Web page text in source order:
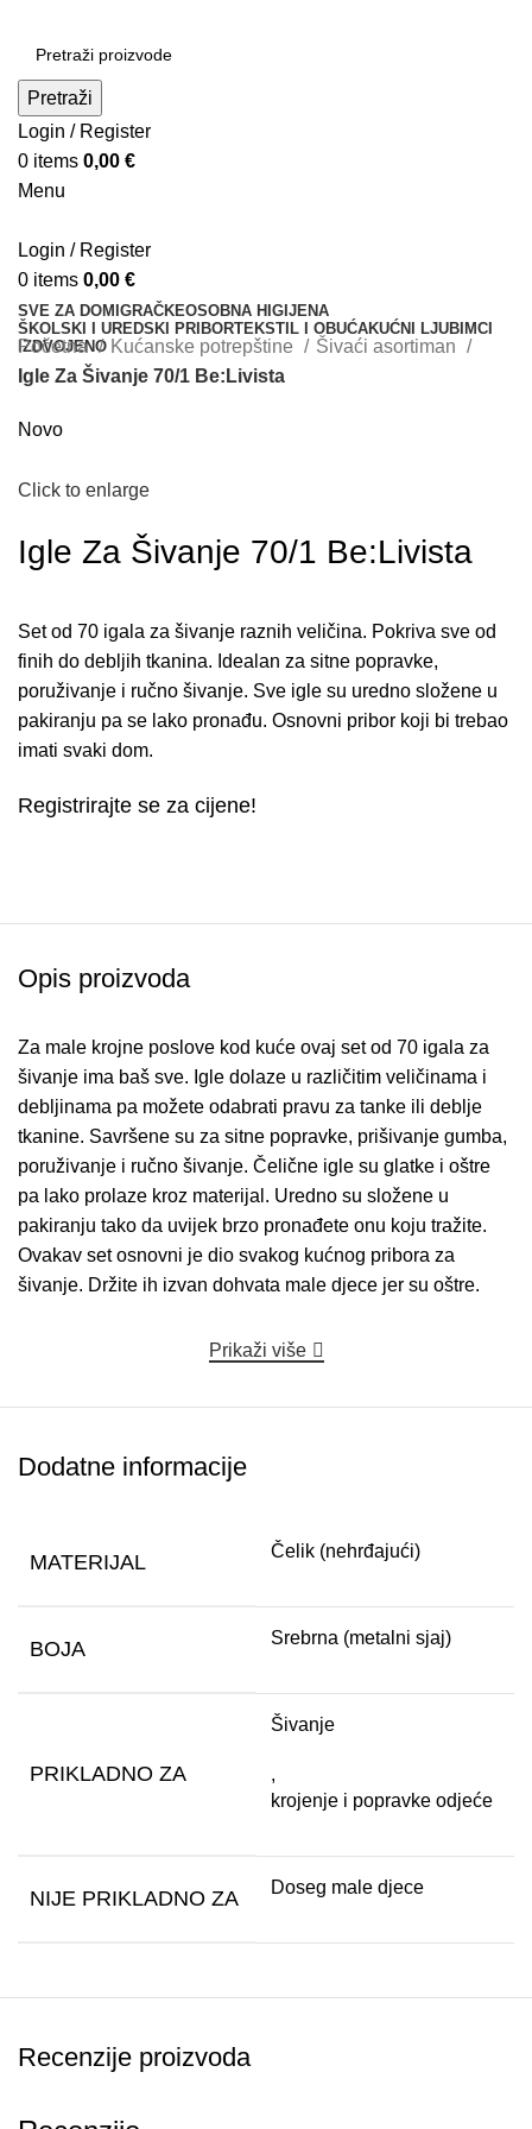
Pretraži
Login / Register
0 items 0,00 €
Menu
Login / Register
0 items 0,00 €
SVE ZA DOM IGRAČKEOSOBNA HIGIJENA
ŠKOLSKI I UREDSKI PRIBORTEKSTIL I OBUĆAKUĆNI LJUBIMCI
IZDVOJENO
Početna Kućanske potrepštine
Šivaći asortiman
Igle Za Šivanje 70/1 Be:Livista
Novo
Click to enlarge
Igle Za Šivanje 70/1 Be:Livista
Set od 70 igala za šivanje raznih veličina. Pokriva sve od
finih do debljih tkanina. Idealan za sitne popravke,
poruživanje i ručno šivanje. Sve igle su uredno složene u
pakiranju pa se lako pronađu. Osnovni pribor koji bi trebao
imati svaki dom.
Registrirajte se za cijene!
Opis proizvoda
Za male krojne poslove kod kuće ovaj set od 70 igala za
šivanje ima baš sve. Igle dolaze u različitim veličinama i
debljinama pa možete odabrati pravu za tanke ili deblje
tkanine. Savršene su za sitne popravke, prišivanje gumba,
poruživanje i ručno šivanje. Čelične igle su glatke i oštre
pa lako prolaze kroz materijal. Uredno su složene u
pakiranju tako da uvijek brzo pronađete onu koju tražite.
Ovakav set osnovni je dio svakog kućnog pribora za
šivanje. Držite ih izvan dohvata male djece jer su oštre.
Prikaži više
Dodatne informacije
MATERIJAL Čelik (nehrđajući)
BOJA Srebrna (metalni sjaj)
PRIKLADNO ZA
Šivanje
,
krojenje i popravke odjeće
NIJE PRIKLADNO ZA Doseg male djece
Recenzije proizvoda